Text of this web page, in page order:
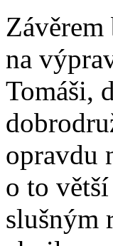
na
Tomáši,
opravdu
o to
slušným